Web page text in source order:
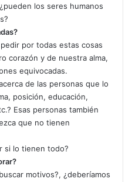
los seres humanos
por todas estas cosas
corazón y de nuestra alma,
equivocadas.
de las perso­nas que lo
posición, educación,
Esas per­sonas también
que no tienen
si lo tienen todo?
motivos?, ¿debe­ríamos